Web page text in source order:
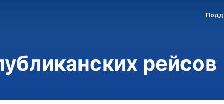
рейсов